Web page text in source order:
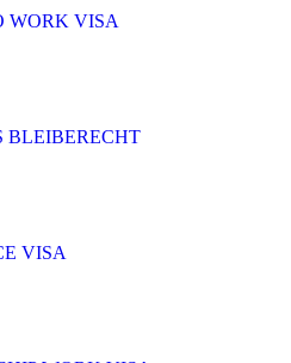
WORK VISA
BLEIBERECHT
VISA